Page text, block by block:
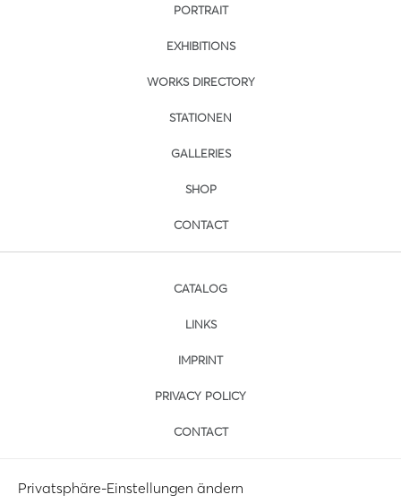
PORTRAIT
EXHIBITIONS
WORKS DIRECTORY
STATIONEN
GALLERIES
SHOP
CONTACT
CATALOG
LINKS
IMPRINT
PRIVACY POLICY
CONTACT
Privatsphäre-Einstellungen ändern